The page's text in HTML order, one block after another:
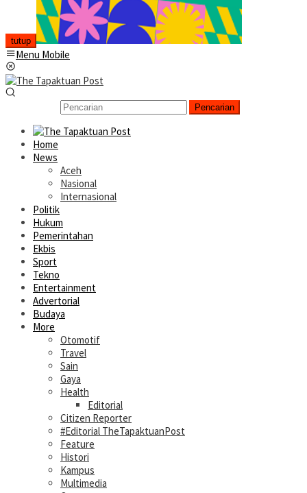
tutup
Menu Mobile
Pencarian
Home
News
Aceh
Nasional
Internasional
Politik
Hukum
Pemerintahan
Ekbis
Sport
Tekno
Entertainment
Advertorial
Budaya
More
Otomotif
Travel
Sain
Gaya
Health
Editorial
Citizen Reporter
#Editorial TheTapaktuanPost
Feature
Histori
Kampus
Multimedia